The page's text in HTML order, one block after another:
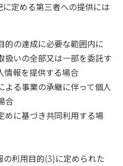
定める第三者への提供には
的の達成に必要な範囲内に
扱いの全部又は一部を委託す
情報を提供する場合
よる事業の承継に伴って個人
合
めに基づき共同利用する場
の利用目的(3)に定められた